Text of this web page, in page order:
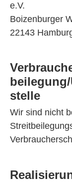
e.V.
Boizenburger
22143
stelle
Wir sind nicht